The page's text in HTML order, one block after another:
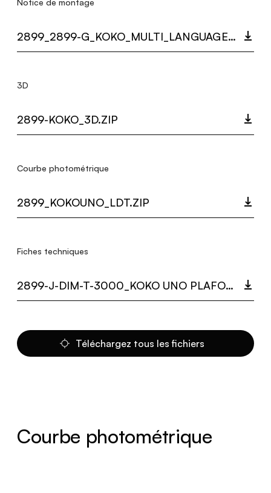
Notice de montage
2899_2899-G_KOKO_MULTI_LANGUAGE_9506_INST.PDF
3D
2899-KOKO_3D.ZIP
Courbe photométrique
2899_KOKOUNO_LDT.ZIP
Fiches techniques
2899-J-DIM-T-3000_KOKO UNO PLAFOND.PDF
Téléchargez tous les fichiers
Courbe photométrique